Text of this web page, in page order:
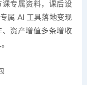
专属资料，课后设
属 AI 工具落地变现
资产增值多条增收